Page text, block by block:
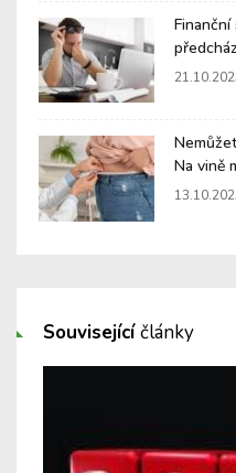
Na vině
Souvisejícíčlánky